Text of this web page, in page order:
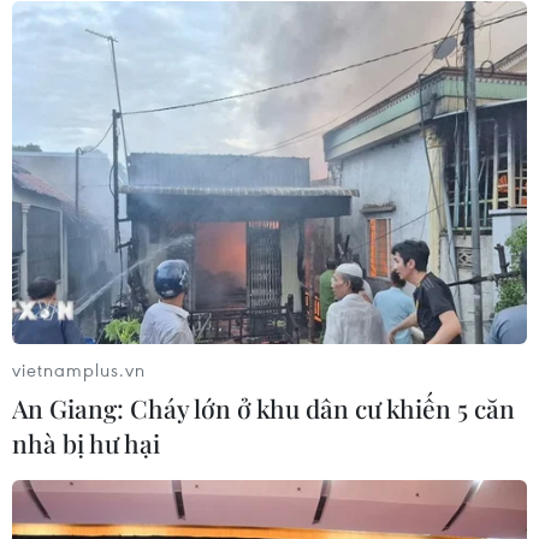
06/08/2026 08:07
Cà Mau triển khai đợt cao điểm
chống khai thác IUU
06/08/2026 07:25
Hàn Quốc mở rộng điều tra nghi vấn
thông đồng giá sang ngành hóa dầu
06/08/2026 06:56
Kim ngạch thương mại
và Thái Lan
vietnamplus.vn
An Giang: Cháy lớn ở khu dân cư khiến 5 căn
nhà bị hư hại